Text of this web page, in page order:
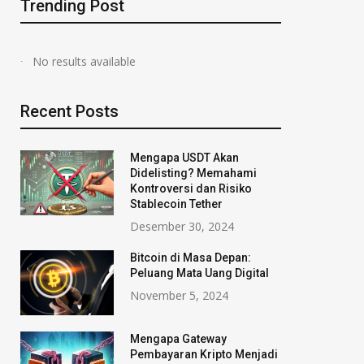
Trending Post
No results available
Recent Posts
Mengapa USDT Akan
Didelisting? Memahami
Kontroversi dan Risiko
Stablecoin Tether
Desember 30, 2024
Bitcoin di Masa Depan:
Peluang Mata Uang Digital
November 5, 2024
Mengapa Gateway
Pembayaran Kripto Menjadi